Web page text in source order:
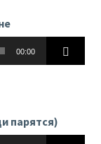
00:00
парятся)